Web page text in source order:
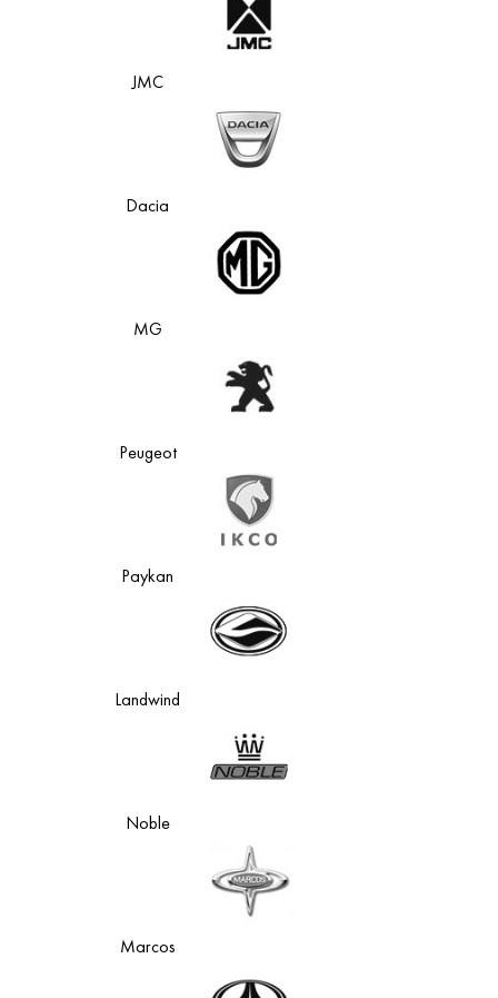
JMC
Dacia
MG
Peugeot
Paykan
Landwind
Noble
Marcos